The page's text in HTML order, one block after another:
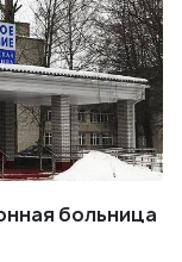
больница